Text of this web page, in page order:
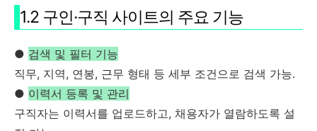
1.2 구인·구직 사이트의 주요 기능
● 검색 및 필터 기능
직무, 지역, 연봉, 근무 형태 등 세부 조건으로 검색 가능.
● 이력서 등록 및 관리
구직자는 이력서를 업로드하고, 채용자가 열람하도록 설